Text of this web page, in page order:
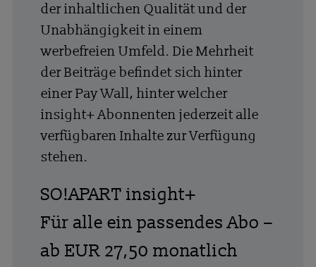
der inhaltlichen Qualität und der
Unabhängigkeit in einem
werbefreien Umfeld. Die Mehrheit
der Beiträge befindet sich hinter
einer Pay Wall, hinter welcher
insight+ Abonnenten jederzeit alle
verfügbaren Inhalte zur Verfügung
stehen.
SO!APART insight+
Für alle ein passendes Abo –
ab EUR 27,50 monatlich